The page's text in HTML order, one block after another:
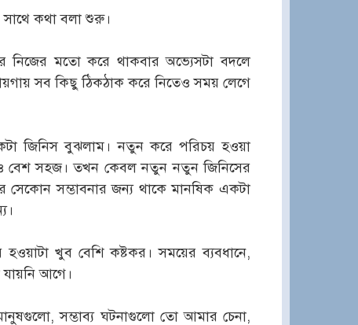
কথা বলা শুরু।
নিজের মতো করে থাকবার অভ্যেসটা বদলে
সব কিছু ঠিকঠাক করে নিতেও সময় লেগে
জিনিস বুঝলাম। নতুন করে পরিচয় হওয়া
বেশ সহজ। তখন কেবল নতুন নতুন জিনিসের
সম্ভাবনার জন্য থাকে মানষিক একটা
খুব বেশি কষ্টকর। সময়ের ব্যবধানে,
আগে।
সম্ভাব্য ঘটনাগুলো তো আমার চেনা,